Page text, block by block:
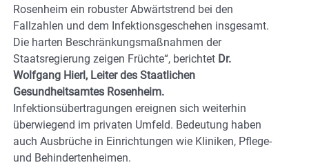
Rosenheim ein robuster Abwärtstrend bei den
Fallzahlen und dem Infektionsgeschehen insgesamt.
Die harten Beschränkungsmaßnahmen der
Staatsregierung zeigen Früchte“, berichtet Dr.
Wolfgang Hierl, Leiter des Staatlichen
Gesundheitsamtes Rosenheim.
Infektionsübertragungen ereignen sich weiterhin
überwiegend im privaten Umfeld. Bedeutung haben
auch Ausbrüche in Einrichtungen wie Kliniken, Pflege-
und Behindertenheimen.